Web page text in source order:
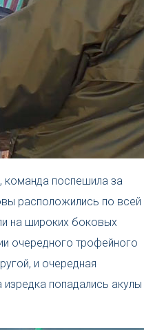
команда поспешила за
расположились по всей
на широких боковых
очередного трофейного
и очередная
попадались акулы